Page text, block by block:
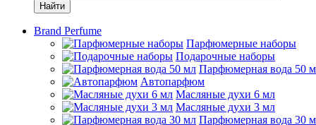
Найти
Brand Perfume
Парфюмерные наборы
Подарочные наборы
Парфюмерная вода 50
Автопарфюм
Масляные духи 6 мл
Масляные духи 3 мл
Парфюмерная вода 30